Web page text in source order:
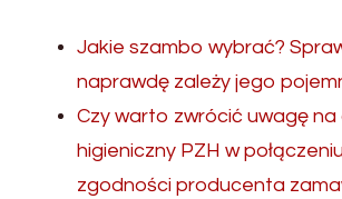
Jakie szambo wybrać?
naprawdę zależy jego
Czy warto zwrócić uwagę
higieniczny PZH w
zgodności producenta